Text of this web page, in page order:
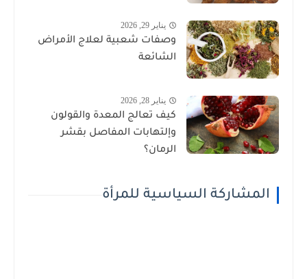
يناير 29, 2026
وصفات شعبية لعلاج الأمراض
الشائعة
يناير 28, 2026
كيف تعالج المعدة والقولون
وإلتهابات المفاصل بقشر
الرمان؟
المشاركة السياسية للمرأة